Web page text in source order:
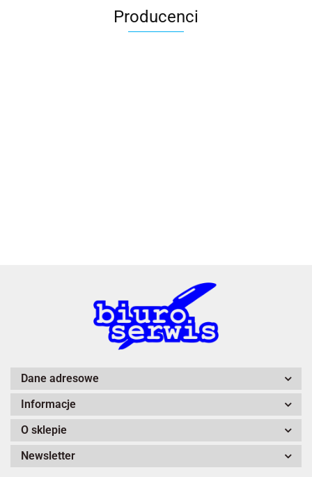
Producenci
A4 Tech
Dane adresowe
Informacje
O sklepie
Newsletter